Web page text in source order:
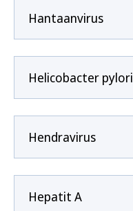
Hantaanvirus
Helicobacter pylori
Hendravirus
Hepatit A